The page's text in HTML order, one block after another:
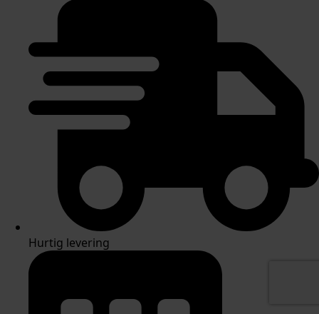
Hurtig levering